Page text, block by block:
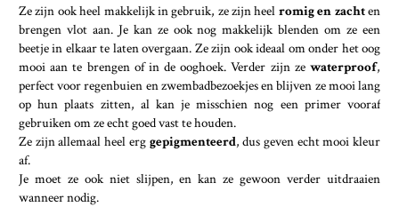
Ze zijn ook heel makkelijk in gebruik, ze zijn heel romig en zachten
brengen vlot aan. Je kan ze ook nog makkelijk blenden om ze een
beetje in elkaar te laten overgaan. Ze zijn ook ideaal om onder het oog
mooi aan te brengen of in de ooghoek. Verder zijn ze waterproof,
perfect voor regenbuien en zwembadbezoekjes en blijven ze mooi lang
op hun plaats zitten, al kan je misschien nog een primer vooraf
gebruiken om ze echt goed vast te houden.
Ze zijn allemaal heel erg gepigmenteerd, dus geven echt mooi kleur
af.
Je moet ze ook niet slijpen, en kan ze gewoon verder uitdraaien
wanneer nodig.